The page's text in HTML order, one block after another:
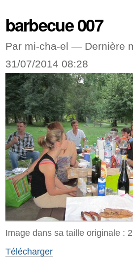
barbecue 007
Par mi-cha-el — Dernière
31/07/2014 08:28
Image dans sa taille originale :
Télécharger